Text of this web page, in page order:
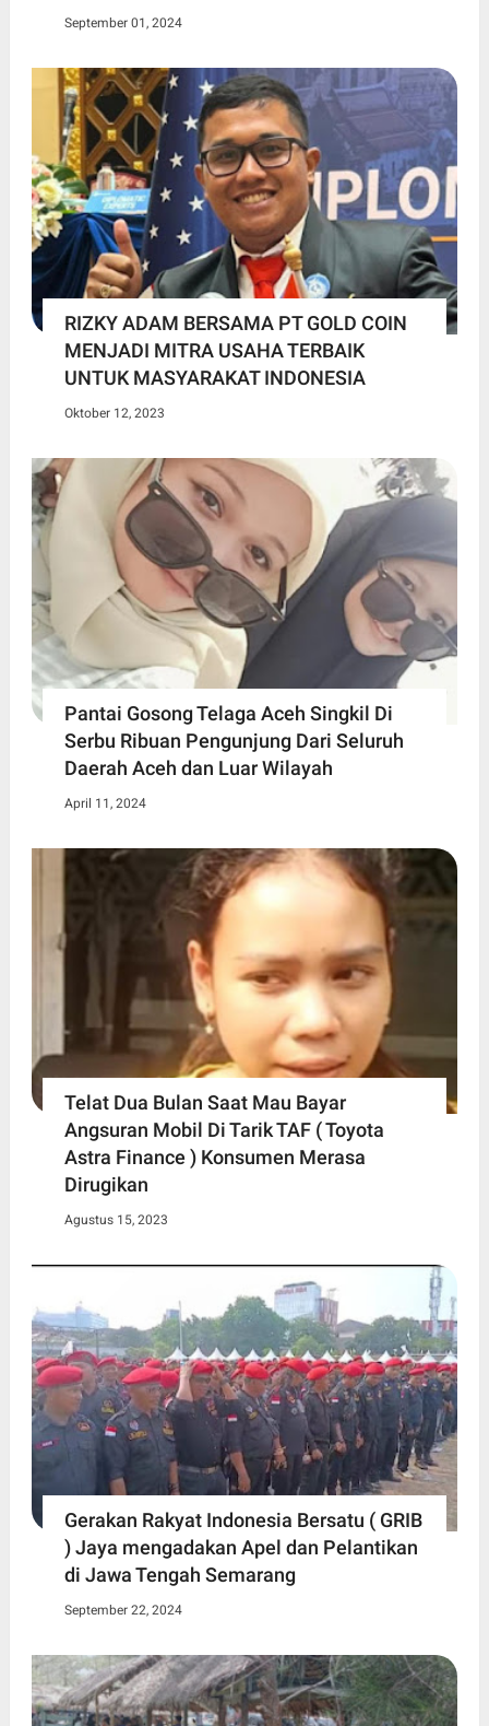
September 01, 2024
RIZKY ADAM BERSAMA PT GOLD COIN
MENJADI MITRA USAHA TERBAIK
UNTUK MASYARAKAT INDONESIA
Oktober 12, 2023
Pantai Gosong Telaga Aceh Singkil Di
Serbu Ribuan Pengunjung Dari Seluruh
Daerah Aceh dan Luar Wilayah
April 11, 2024
Telat Dua Bulan Saat Mau Bayar
Angsuran Mobil Di Tarik TAF ( Toyota
Astra Finance ) Konsumen Merasa
Dirugikan
Agustus 15, 2023
Gerakan Rakyat Indonesia Bersatu ( GRIB
) Jaya mengadakan Apel dan Pelantikan
di Jawa Tengah Semarang
September 22, 2024